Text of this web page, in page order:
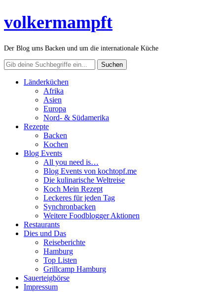
volkermampft
Der Blog ums Backen und um die internationale Küche
Länderküchen
Afrika
Asien
Europa
Nord- & Südamerika
Rezepte
Backen
Kochen
Blog Events
All you need is…
Blog Events von kochtopf.me
Die kulinarische Weltreise
Koch Mein Rezept
Leckeres für jeden Tag
Synchronbacken
Weitere Foodblogger Aktionen
Restaurants
Dies und Das
Reiseberichte
Hamburg
Top Listen
Grillcamp Hamburg
Sauerteigbörse
Impressum